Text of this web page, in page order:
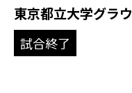
東京都立大学グラ
試合終了